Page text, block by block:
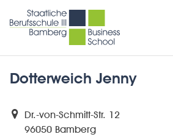
Dotterweich Jenny
Dr.-von-Schmitt-Str. 12
96050 Bamberg